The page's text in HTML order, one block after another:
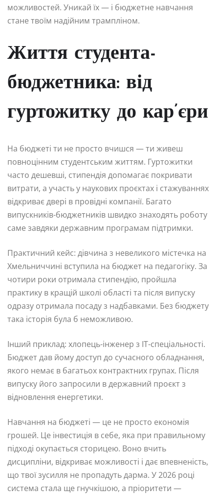
можливостей. Уникай їх — і бюджетне навчання
стане твоїм надійним трампліном.
Життя студента-
бюджетника: від
гуртожитку до кар’єри
На бюджеті ти не просто вчишся — ти живеш
повноцінним студентським життям. Гуртожитки
часто дешевші, стипендія допомагає покривати
витрати, а участь у наукових проєктах і стажуваннях
відкриває двері в провідні компанії. Багато
випускників-бюджетників швидко знаходять роботу
саме завдяки державним програмам підтримки.
Практичний кейс: дівчина з невеликого містечка на
Хмельниччині вступила на бюджет на педагогіку. За
чотири роки отримала стипендію, пройшла
практику в кращій школі області та після випуску
одразу отримала посаду з надбавками. Без бюджету
така історія була б неможливою.
Інший приклад: хлопець-інженер з IT-спеціальності.
Бюджет дав йому доступ до сучасного обладнання,
якого немає в багатьох контрактних групах. Після
випуску його запросили в державний проєкт з
відновлення енергетики.
Навчання на бюджеті — це не просто економія
грошей. Це інвестиція в себе, яка при правильному
підході окупається сторицею. Воно вчить
дисципліни, відкриває можливості і дає впевненість,
що твої зусилля не пропадуть дарма. У 2026 році
система стала ще гнучкішою, а пріоритети —